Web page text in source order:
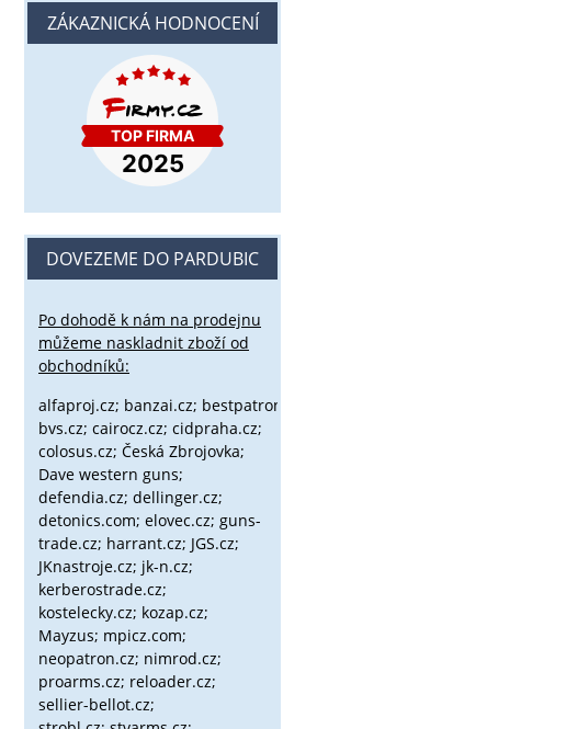
ZÁKAZNICKÁ HODNOCENÍ
DOVEZEME DO PARDUBIC
Po dohodě k nám na prodejnu
můžeme naskladnit zboží od
obchodníků:
alfaproj.cz; banzai.cz; bestpatron.eu;
bvs.cz; cairocz.cz; cidpraha.cz;
colosus.cz; Česká Zbrojovka;
Dave western guns;
defendia.cz; dellinger.cz;
detonics.com; elovec.cz; guns-
trade.cz; harrant.cz; JGS.cz;
JKnastroje.cz; jk-n.cz;
kerberostrade.cz;
kostelecky.cz; kozap.cz;
Mayzus; mpicz.com;
neopatron.cz; nimrod.cz;
proarms.cz; reloader.cz;
sellier-bellot.cz;